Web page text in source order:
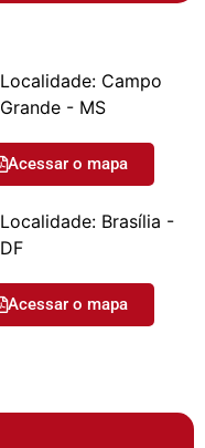
Localidade: Campo
Grande - MS
Acessar o mapa
Localidade: Brasília -
DF
Acessar o mapa